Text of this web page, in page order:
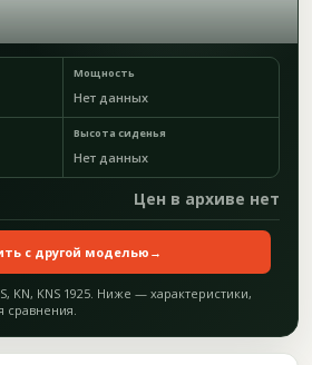
Мощность
Нет данных
Высота сиденья
Нет данных
Цен в архиве нет
с другой моделью →
KN, KNS 1925. Ниже — характеристики,
сравнения.